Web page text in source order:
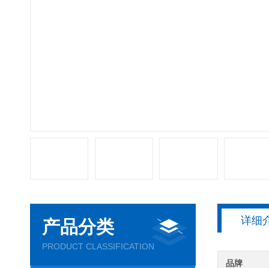
产品分类
PRODUCT CLASSIFICATION
详细
品牌